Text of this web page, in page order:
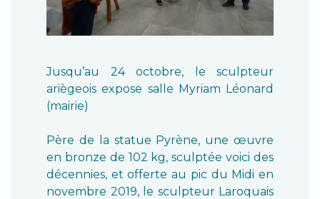
Jusqu’au 24 octobre, le sculpteur
ariègeois expose salle Myriam Léonard
(mairie)
Père de la statue Pyrène, une œuvre
en bronze de 102 kg, sculptée voici des
décennies, et offerte au pic du Midi en
novembre 2019, le sculpteur Laroquais